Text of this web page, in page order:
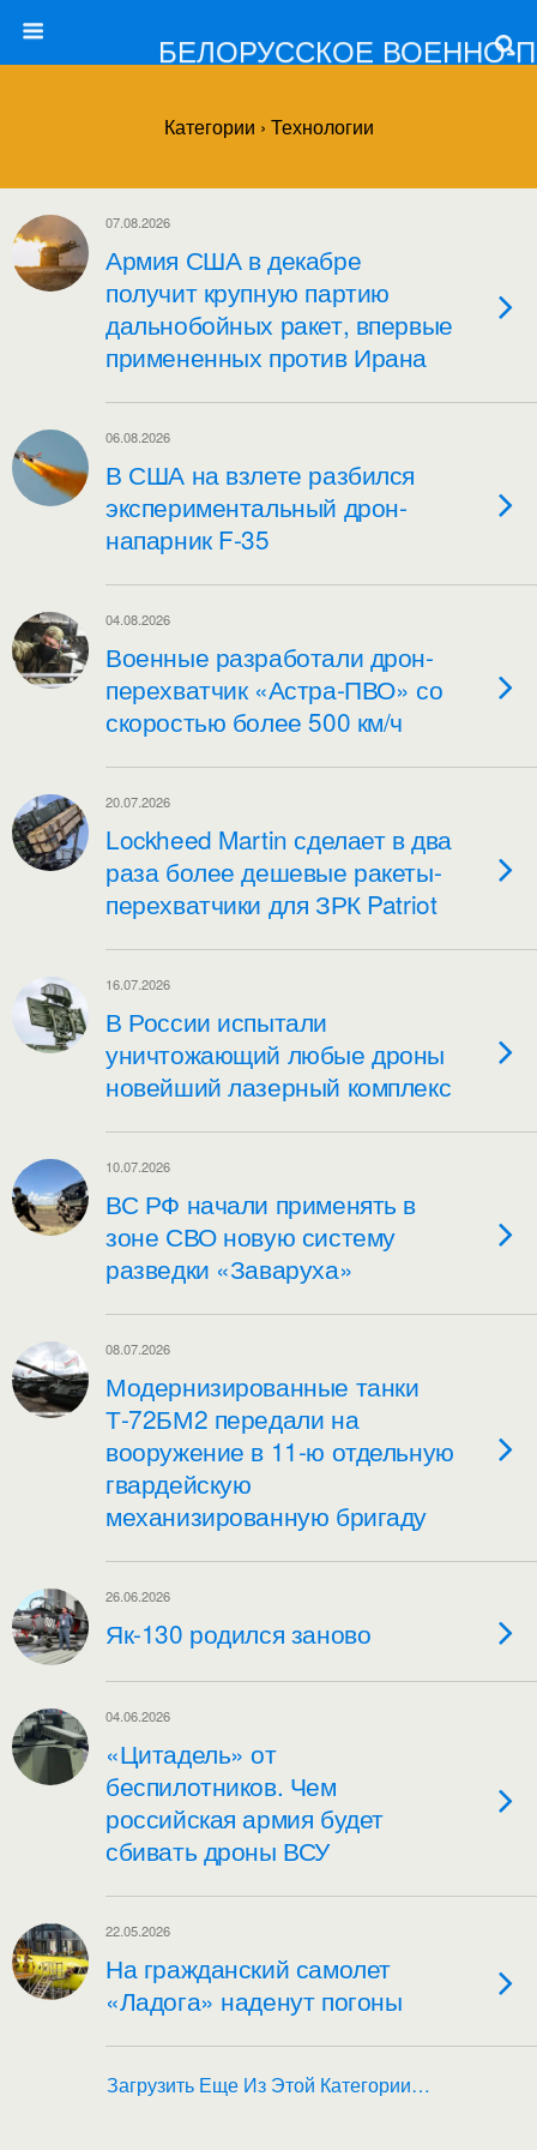
БЕЛОРУССКОЕ ВОЕННО-
Категории › Технологии
07.08.2026
Армия США в декабре
получит крупную партию
дальнобойных ракет, впервые
примененных против Ирана
06.08.2026
В США на взлете разбился
экспериментальный дрон-
напарник F-35
04.08.2026
Военные разработали дрон-
перехватчик «Астра-ПВО» со
скоростью более 500 км/ч
20.07.2026
Lockheed Martin сделает в два
раза более дешевые ракеты-
перехватчики для ЗРК Patriot
16.07.2026
В России испытали
уничтожающий любые дроны
новейший лазерный комплекс
10.07.2026
ВС РФ начали применять в
зоне СВО новую систему
разведки «Заваруха»
08.07.2026
Модернизированные танки
Т-72БМ2 передали на
вооружение в 11-ю отдельную
гвардейскую
механизированную бригаду
26.06.2026
Як-130 родился заново
04.06.2026
«Цитадель» от
беспилотников. Чем
российская армия будет
сбивать дроны ВСУ
22.05.2026
На гражданский самолет
«Ладога» наденут погоны
Загрузить Еще Из Этой Категории…